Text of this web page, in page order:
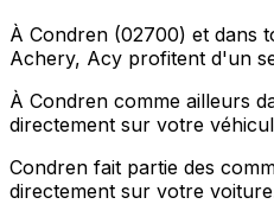
À Condren (02700) et dans
Achery, Acy profitent d'un
À Condren comme ailleurs
directement sur votre
Condren fait partie des
directement sur votre